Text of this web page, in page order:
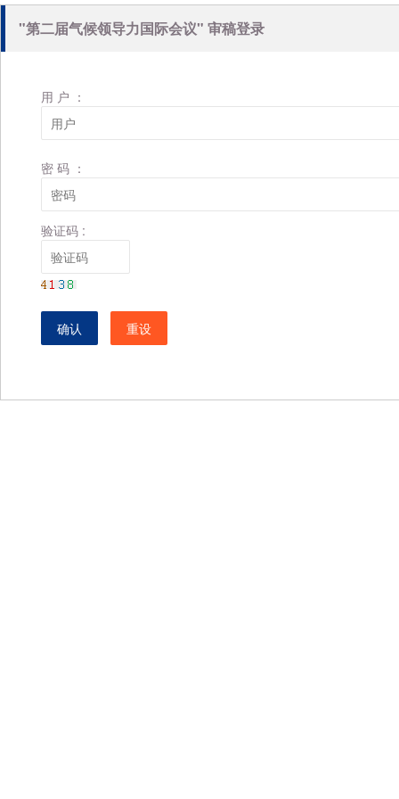
"第二届气候领导力国际会议" 审稿登录
用 户 ：
密 码 ：
验证码 :